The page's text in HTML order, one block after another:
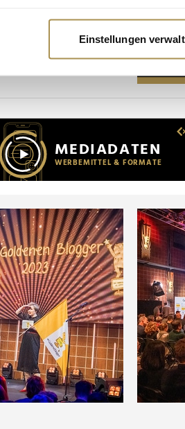
Ihre persönlichen Daten verarbeitet
und Anzeigen zu
Medien, Werbung und
zusammen, die Sie ihnen
Einstellungen